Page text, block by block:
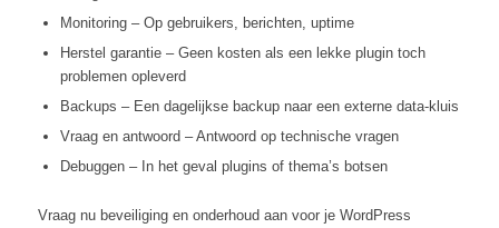
Monitoring – Op gebruikers, berichten, uptime
Herstel garantie – Geen kosten als een lekke plugin toch
problemen opleverd
Backups – Een dagelijkse backup naar een externe data-kluis
Vraag en antwoord – Antwoord op technische vragen
Debuggen – In het geval plugins of thema’s botsen
Vraag nu beveiliging en onderhoud aan voor je WordPress